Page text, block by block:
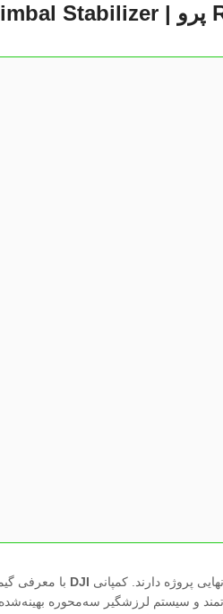
Stabilizer
پروژه دارند. کمپانی DJI با معرفی
و سیستم لرزشگیر سه‌محوره بهینه‌شده،